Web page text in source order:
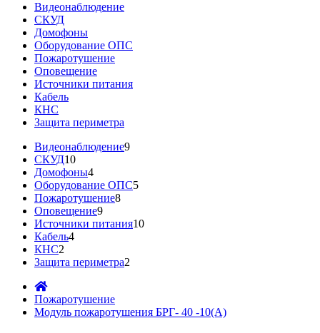
Видеонаблюдение
СКУД
Домофоны
Оборудование ОПС
Пожаротушение
Оповещение
Источники питания
Кабель
КНС
Защита периметра
Видеонаблюдение9
СКУД10
Домофоны4
Оборудование ОПС5
Пожаротушение8
Оповещение9
Источники питания10
Кабель4
КНС2
Защита периметра2
Пожаротушение
Модуль пожаротушения БРГ- 40 -10(А)